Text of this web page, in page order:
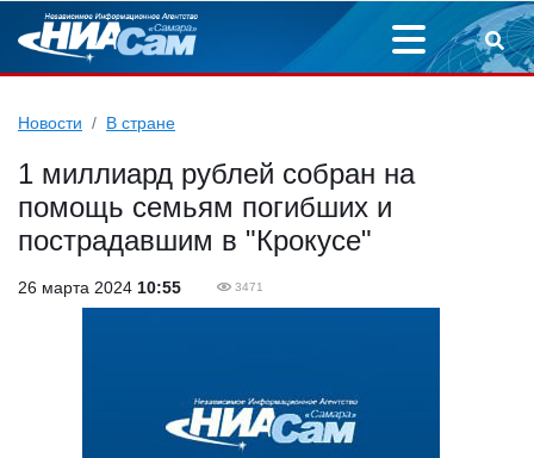
Новости В стране
1 миллиард рублей собран на
помощь семьям погибших и
пострадавшим в "Крокусе"
26 марта 2024 10:55 3471